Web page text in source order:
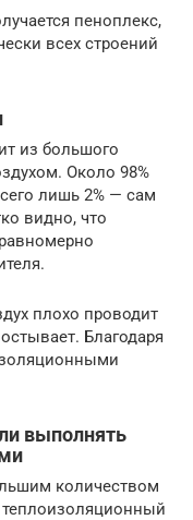
пеноплекс,
всех строений
из большого
Около 98%
лишь 2% — сам
видно, что
плохо проводит
Благодаря
выполнять
количеством
теплоизоляционный